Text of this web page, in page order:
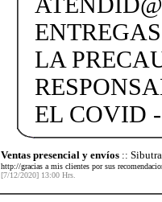
LA
EL COVID
Ventas presencial y envíos ::
http://gracias a mis clientes por sus
[7/12/2020] 13:00 Hrs.